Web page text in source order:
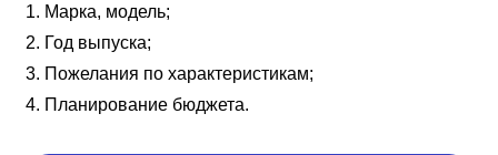
Марка, модель;
Год выпуска;
Пожелания по характеристикам;
Планирование бюджета.